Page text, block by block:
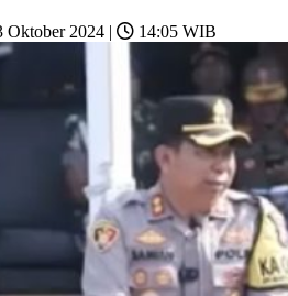
Oktober 2024 | 14:05 WIB